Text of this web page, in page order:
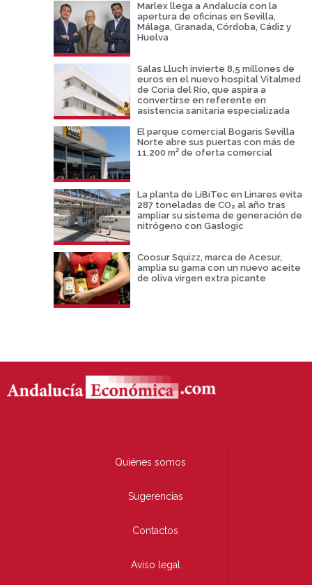
Marlex llega a Andalucía con la
apertura de oficinas en Sevilla,
Málaga, Granada, Córdoba, Cádiz y
Huelva
Salas Lluch invierte 8,5 millones de
euros en el nuevo hospital Vitalmed
de Coria del Río, que aspira a
convertirse en referente en
asistencia sanitaria especializada
El parque comercial Bogaris Sevilla
Norte abre sus puertas con más de
11.200 m² de oferta comercial
La planta de LiBiTec en Linares evita
287 toneladas de CO₂ al año tras
ampliar su sistema de generación de
nitrógeno con Gaslogic
Coosur Squizz, marca de Acesur,
amplia su gama con un nuevo aceite
de oliva virgen extra picante
Quiénes somos
Sugerencias
Contactos
Aviso legal